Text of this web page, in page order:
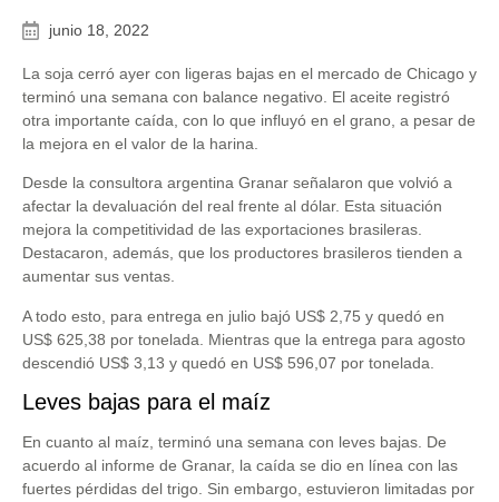
junio 18, 2022
La soja cerró ayer con ligeras bajas en el mercado de Chicago y
terminó una semana con balance negativo. El aceite registró
otra importante caída, con lo que influyó en el grano, a pesar de
la mejora en el valor de la harina.
Desde la consultora argentina Granar señalaron que volvió a
afectar la devaluación del real frente al dólar. Esta situación
mejora la competitividad de las exportaciones brasileras.
Destacaron, además, que los productores brasileros tienden a
aumentar sus ventas.
A todo esto, para entrega en julio bajó US$ 2,75 y quedó en
US$ 625,38 por tonelada. Mientras que la entrega para agosto
descendió US$ 3,13 y quedó en US$ 596,07 por tonelada.
Leves bajas para el maíz
En cuanto al maíz, terminó una semana con leves bajas. De
acuerdo al informe de Granar, la caída se dio en línea con las
fuertes pérdidas del trigo. Sin embargo, estuvieron limitadas por